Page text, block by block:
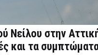
Νείλου στην
και τα